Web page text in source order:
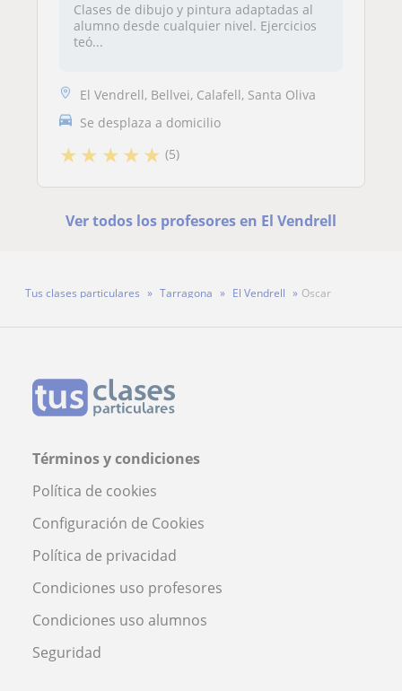
Clases de dibujo y pintura adaptadas al
alumno desde cualquier nivel. Ejercicios
teó...
El Vendrell, Bellvei, Calafell, Santa Oliva
Se desplaza a domicilio
★★ ★★★ (5)
Ver todos los profesores en El Vendrell
Tus clases particulares Tarragona El Vendrell Oscar
Términos y condiciones
Política de cookies
Configuración de Cookies
Política de privacidad
Condiciones uso profesores
Condiciones uso alumnos
Seguridad